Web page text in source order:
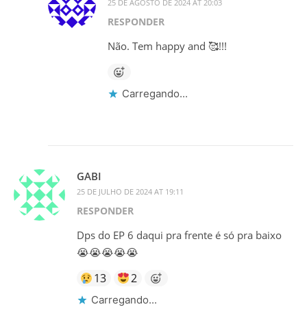
25 DE AGOSTO DE 2024 AT 20:03
RESPONDER
Não. Tem happy and 🥰!!!
Carregando...
GABI
25 DE JULHO DE 2024 AT 19:11
RESPONDER
Dps do EP 6 daqui pra frente é só pra baixo
😭😭😭😭😭
13 2
Carregando...